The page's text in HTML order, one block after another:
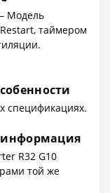
– Модель
таймером
спецификациях.
информация
R32 G10
той же